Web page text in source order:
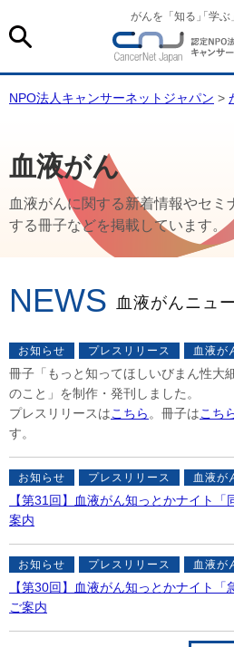
がんを「知る 「学ぶ
NPO法人キャンサーネットジャパン >
血液がん
血液がんに関する新着情報やセミ
する冊子などを掲載しています。
NEWS 血液がんニュ
お知らせ プレスリリース 血液が
冊子「もっと知ってほしいびまん性大
のこと」を制作・発刊しました。
プレスリリースはこちら 。冊子はこち
す。
お知らせ プレスリリース 血液が
【第31回】血液がん知っとかナイト
案内
お知らせ プレスリリース 血液が
【第30回】血液がん知っとかナイト
ご案内